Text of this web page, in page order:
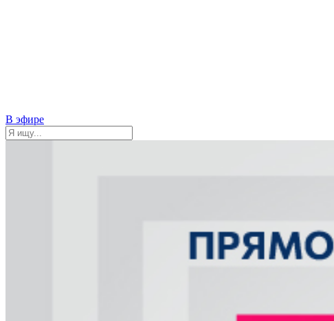
В эфире